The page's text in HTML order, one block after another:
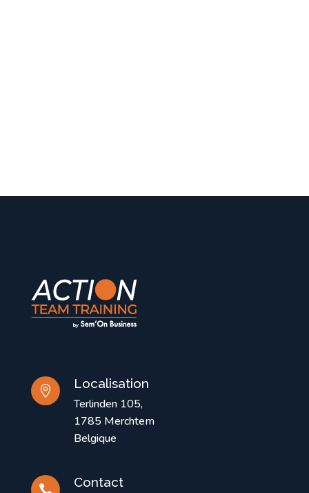

Localisation
Terlinden 105,
1785 Merchtem
Belgique
 Contact